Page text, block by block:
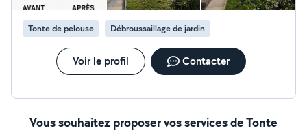
Tonte de pelouse Débroussaillage de jardin
Voir le profil Contacter
Vous souhaitez proposer vos services de Tonte